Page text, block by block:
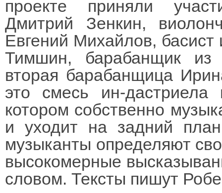
проекте приняли
Дмитрий Зенкин,
Евгений Михайлов,
Тимшин, барабанщик
вторая барабанщица
это смесь ин-дастриела
котором собственно
и уходит на задний
музыканты определяют
высокомерные
словом. Тексты пишут